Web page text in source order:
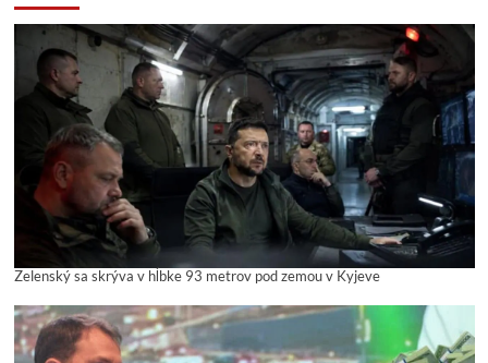
Zelenský sa skrýva v hĺbke 93 metrov pod zemou v Kyjeve